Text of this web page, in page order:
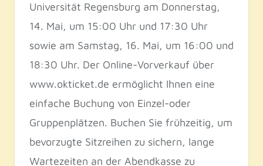
Universität Regensburg am Donnerstag,
14. Mai, um 15:00 Uhr und 17:30 Uhr
sowie am Samstag, 16. Mai, um 16:00 und
18:30 Uhr. Der Online-Vorverkauf über
www.okticket.de ermöglicht Ihnen eine
einfache Buchung von Einzel-oder
Gruppenplätzen. Buchen Sie frühzeitig, um
bevorzugte Sitzreihen zu sichern, lange
Wartezeiten an der Abendkasse zu